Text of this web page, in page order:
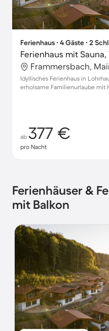
Ferienhaus ∙ 4 Gäste ∙ 2
Frammersbach,
Idyllisches Ferienhaus in
erholsame Familienurlaube mit
ab 377 €
pro Nacht
Ferienhäuser &
mit Balkon